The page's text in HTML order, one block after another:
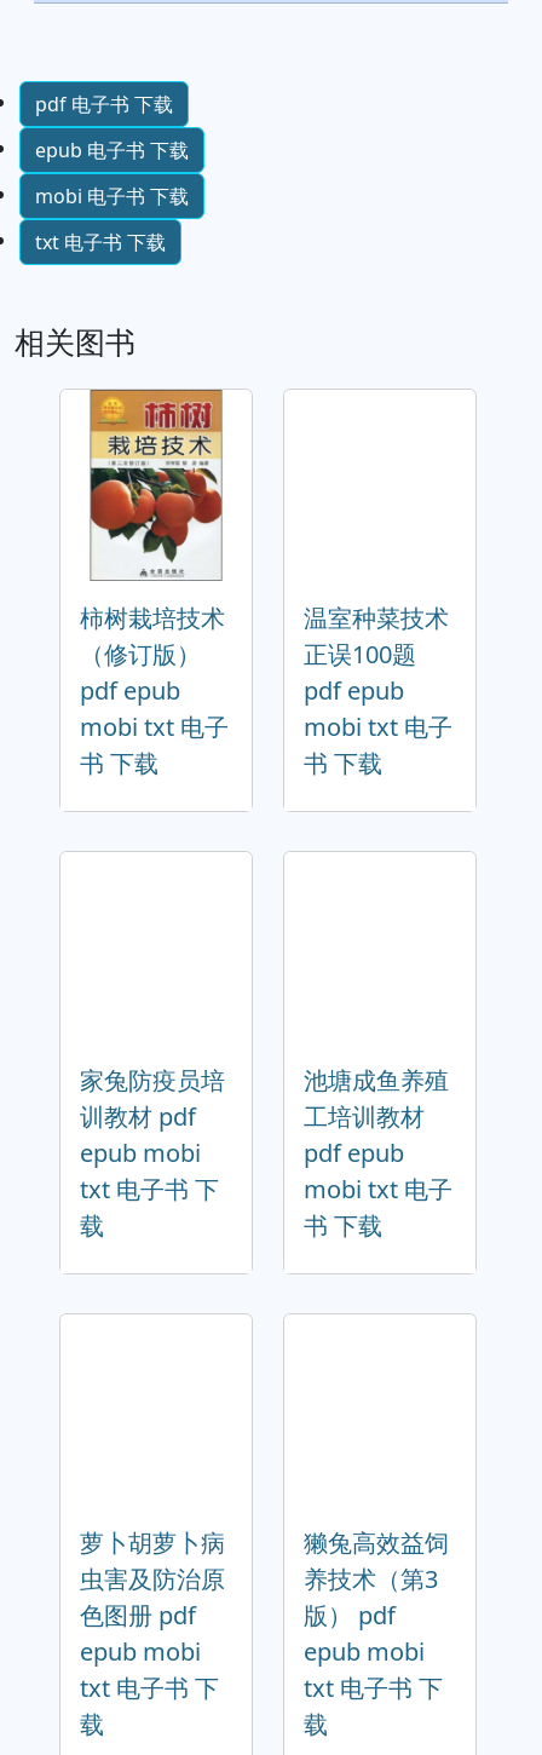
pdf 电子书 下载
epub 电子书 下载
mobi 电子书 下载
txt 电子书 下载
相关图书
柿树栽培技术
（修订版）
pdf epub
mobi txt 电子
书 下载
温室种菜技术
正误100题
pdf epub
mobi txt 电子
书 下载
家兔防疫员培
训教材 pdf
epub mobi
txt 电子书 下
载
池塘成鱼养殖
工培训教材
pdf epub
mobi txt 电子
书 下载
萝卜胡萝卜病
虫害及防治原
色图册 pdf
epub mobi
txt 电子书 下
载
獭兔高效益饲
养技术（第3
版） pdf
epub mobi
txt 电子书 下
载